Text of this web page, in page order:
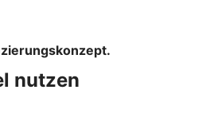
nutzen